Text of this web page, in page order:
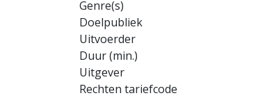
Genre(s)
Doelpubliek
Uitvoerder
Duur (min.)
Uitgever
Rechten tariefcode